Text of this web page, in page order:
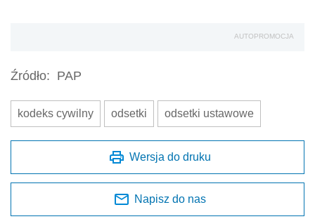
AUTOPROMOCJA
Źródło: PAP
kodeks cywilny odsetki odsetki ustawowe
Wersja do druku
Napisz do nas